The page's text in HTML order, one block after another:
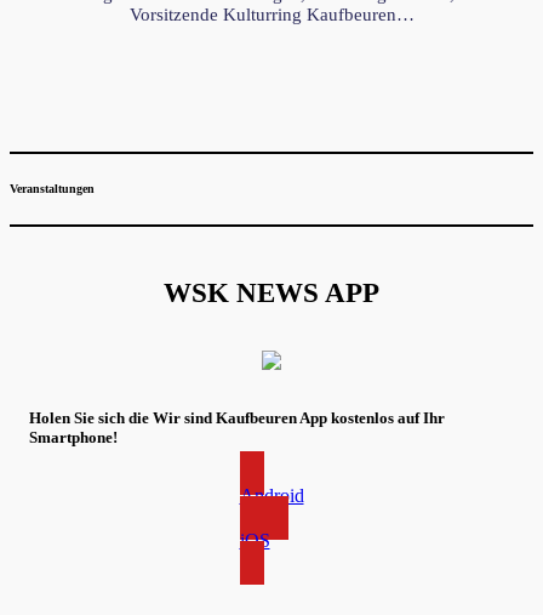
Vorsitzende Kulturring Kaufbeuren…
Veranstaltungen
WSK NEWS APP
Holen Sie sich die Wir sind Kaufbeuren App kostenlos auf Ihr
Smartphone!
Android
iOS